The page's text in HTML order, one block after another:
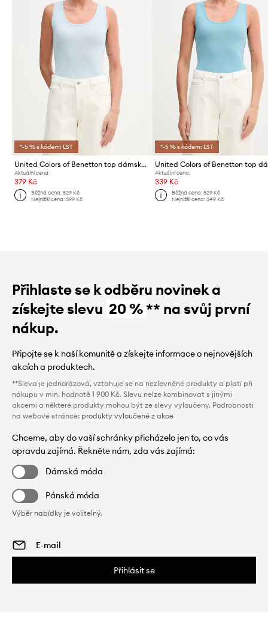
*-5 % s kódem: LST
United Colors of Benetton top dámský bavlněný
Aktuální cena:
379 Kč
Běžná cena:529 Kč
Nejnižší cena:399 Kč
*-5 % s kódem: LST
Aktuální cena:
339 Kč
Běžná cena: 529 Kč
Nejnižší cena: 349 Kč
Přihlaste se k odběru novinek a
získejte slevu 20 %** na svůj první
nákup.
Připojte se k naší komunitě a získejte informace o nejnovějších
akcích a produktech.
**Sleva je jednorázová, vztahuje se na nezlevněné produkty a platí při
nákupu v min. hodnotě 1 900 Kč. Slevu nelze kombinovat s jinými
akcemi a některé produkty mohou být ze slevy vyloučeny. Podrobnosti
na webové stránce: produkty vyloučené z akce
Chceme, aby do vaší schránky přicházelo jen to, co vás
opravdu zajímá. Řekněte nám, zda vás zajímá:
Dámská móda
Pánská móda
Výběr nabídky je volitelný.
Přihlásit se